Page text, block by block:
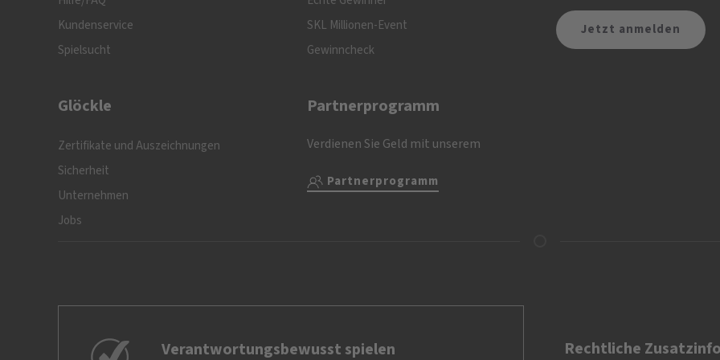
Kundenservice
Spielsucht
Glöckle
Zertifikate und Auszeichnungen
Sicherheit
Unternehmen
Jobs
SKL Millionen-Event
Gewinncheck
Partnerprogramm
Verdienen Sie Geld mit unserem
Partnerprogramm
Verantwortungsbewusst spielen Rechtliche